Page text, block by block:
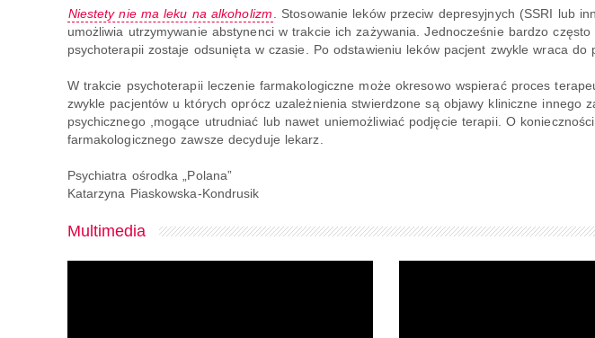
Niestety nie ma leku na alkoholizm
. Stosowanie leków przeciw depresyjnych (SSRI lub
umożliwia utrzymywanie abstynenci w trakcie ich zażywania. Jednocześnie bardzo
psychoterapii zostaje odsunięta w czasie. Po odstawieniu leków pacjent zwykle wraca do
W trakcie psychoterapii leczenie farmakologiczne może okresowo wspierać proces
zwykle pacjentów u których oprócz uzależnienia stwierdzone są objawy kliniczne innego
psychicznego ,mogące utrudniać lub nawet uniemożliwiać podjęcie terapii. O
farmakologicznego zawsze decyduje lekarz.
Psychiatra ośrodka „Polana”
Katarzyna Piaskowska-Kondrusik
Multimedia